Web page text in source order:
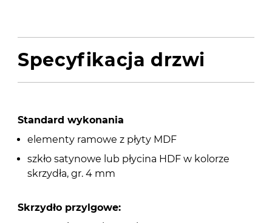
Specyfikacja drzwi
Standard wykonania
elementy ramowe z płyty MDF
szkło satynowe lub płycina HDF w kolorze
skrzydła, gr. 4 mm
Skrzydło przylgowe: